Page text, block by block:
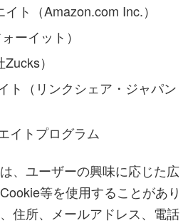
ト（Amazon.com Inc.）
ーイット）
）
ト（リンクシェア・ジャパン
イトプログラム
、ユーザーの興味に応じた広
等を使用することがあり
住所、メールアドレス、電話